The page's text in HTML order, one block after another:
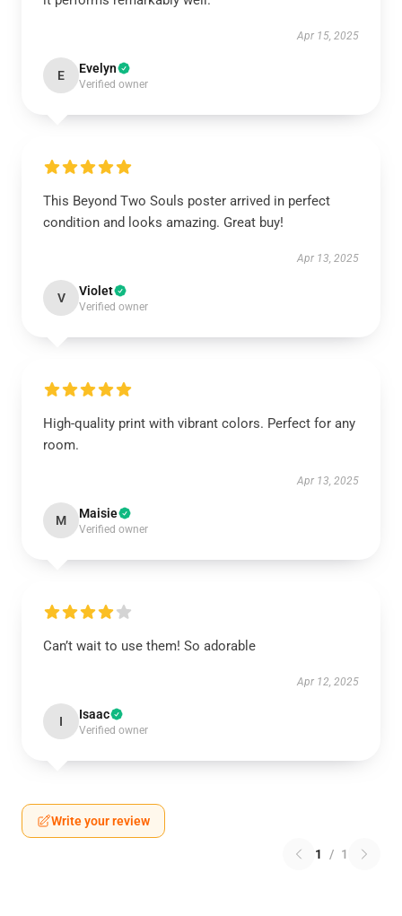
Apr 15, 2025
E Evelyn
Verified owner
This Beyond Two Souls poster arrived in perfect
condition and looks amazing. Great buy!
Apr 13, 2025
V Violet
Verified owner
High-quality print with vibrant colors. Perfect for any
room.
Apr 13, 2025
M Maisie
Verified owner
Can’t wait to use them! So adorable
Apr 12, 2025
I Isaac
Verified owner
Write your review
1 / 1